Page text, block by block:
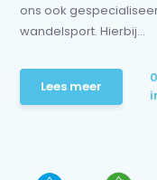
ons ook
wandelsport. Hierbij...
Lees meer